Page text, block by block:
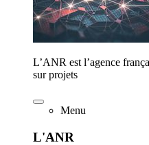
L’ANR est l’agence
sur projets
Menu
L'ANR